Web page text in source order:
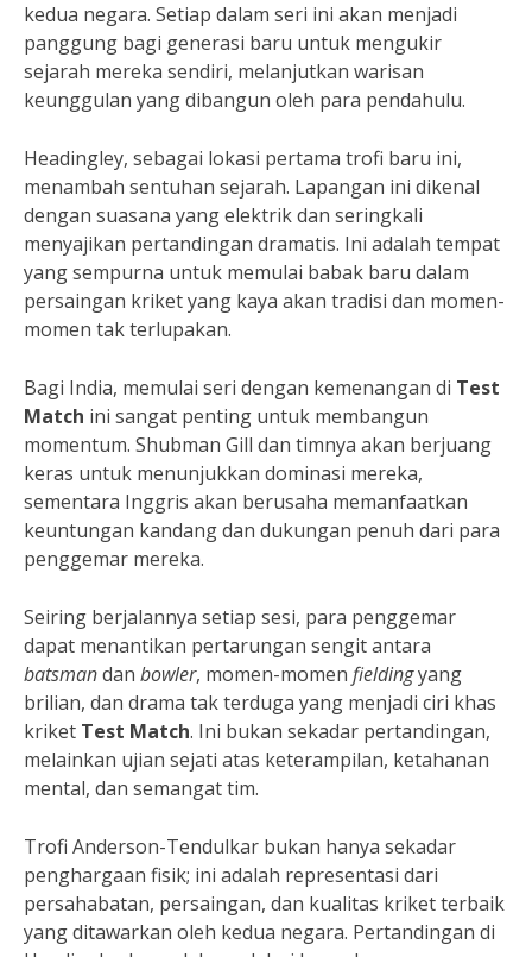
kedua negara. Setiap dalam seri ini akan menjadi
panggung bagi generasi baru untuk mengukir
sejarah mereka sendiri, melanjutkan warisan
keunggulan yang dibangun oleh para pendahulu.
Headingley, sebagai lokasi pertama trofi baru ini,
menambah sentuhan sejarah. Lapangan ini dikenal
dengan suasana yang elektrik dan seringkali
menyajikan pertandingan dramatis. Ini adalah tempat
yang sempurna untuk memulai babak baru dalam
persaingan kriket yang kaya akan tradisi dan momen-
momen tak terlupakan.
Bagi India, memulai seri dengan kemenangan di Test
Match ini sangat penting untuk membangun
momentum. Shubman Gill dan timnya akan berjuang
keras untuk menunjukkan dominasi mereka,
sementara Inggris akan berusaha memanfaatkan
keuntungan kandang dan dukungan penuh dari para
penggemar mereka.
Seiring berjalannya setiap sesi, para penggemar
dapat menantikan pertarungan sengit antara
batsmandan bowler, momen-momen fieldingyang
brilian, dan drama tak terduga yang menjadi ciri khas
kriket Test Match. Ini bukan sekadar pertandingan,
melainkan ujian sejati atas keterampilan, ketahanan
mental, dan semangat tim.
Trofi Anderson-Tendulkar bukan hanya sekadar
penghargaan fisik; ini adalah representasi dari
persahabatan, persaingan, dan kualitas kriket terbaik
yang ditawarkan oleh kedua negara. Pertandingan di